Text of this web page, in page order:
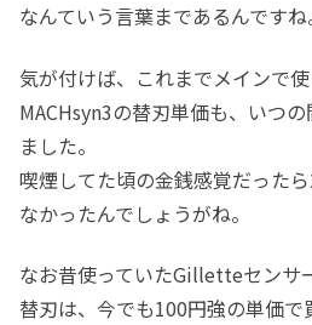
なんていう言葉まであるんですね
気が付けば、これまでメインで
MACHsyn3の替刃単価も、いつ
ました。
喫煙してた頃の金銭感覚だった
なかったんでしょうがね。
なお昔使っていたGilletteセンサ
替刃は、今でも100円強の単価で